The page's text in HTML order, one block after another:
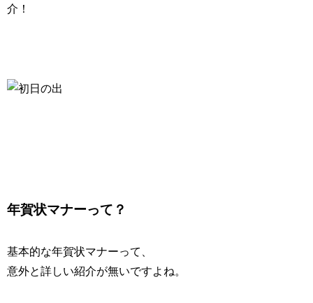
介！
年賀状マナーって？
基本的な年賀状マナーって、
意外と詳しい紹介が無いですよね。